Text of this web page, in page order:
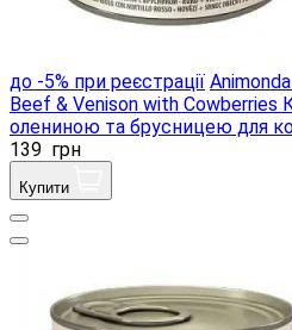
до -5% при реєстрації
Beef & Venison with Cowberries
олениною та брусницею для
139 грн
Купити